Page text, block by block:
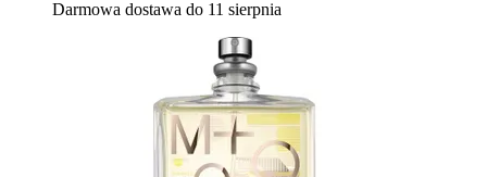
Darmowa dostawa do 11 sierpnia